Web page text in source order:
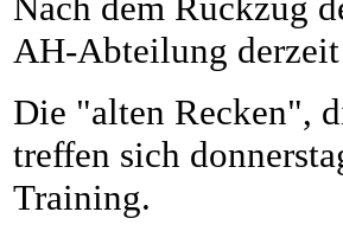
AH-Abteilung
Die "alten Recken",
treffen sich
Training.